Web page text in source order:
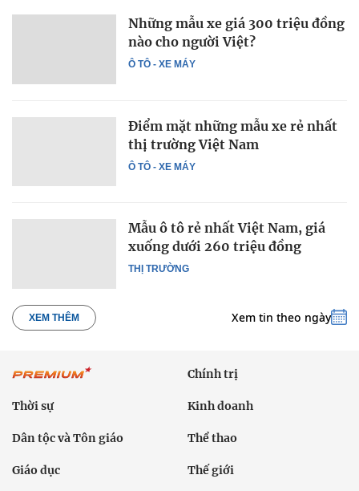
Ô TÔ - XE MÁY
Những mẫu xe giá 300 triệu đồng
nào cho người Việt?
Ô TÔ - XE MÁY
Điểm mặt những mẫu xe rẻ nhất
thị trường Việt Nam
THỊ TRƯỜNG
Mẫu ô tô rẻ nhất Việt Nam, giá
xuống dưới 260 triệu đồng
XEM THÊM Xem tin theo ngày
Chính trị
Thời sự Kinh doanh
Dân tộc và Tôn giáo Thể thao
Giáo dục Thế giới